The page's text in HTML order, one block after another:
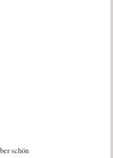
schön